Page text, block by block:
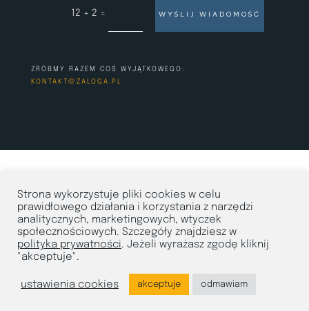
12 + 2 = WYŚLIJ WIADOMOŚĆ
ZRÓBMY RAZEM COŚ WYJĄTKOWEGO:
KONTAKT@ZALOGA.PL
Strona wykorzystuje pliki cookies w celu
prawidłowego działania i korzystania z narzędzi
analitycznych, marketingowych, wtyczek
społecznościowych. Szczegóły znajdziesz w
polityka prywatności. Jeżeli wyrażasz zgodę kliknij
"akceptuje".
ustawienia cookies akceptuje odmawiam